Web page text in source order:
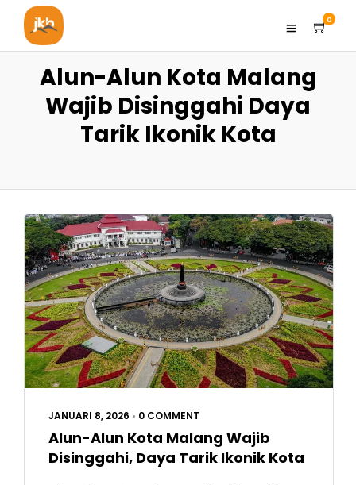
0
Alun-Alun Kota Malang
Wajib Disinggahi Daya
Tarik Ikonik Kota
JANUARI 8, 2026 • 0 COMMENT
Alun-Alun Kota Malang Wajib
Disinggahi, Daya Tarik Ikonik Kota